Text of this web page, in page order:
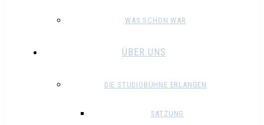
WAS SCHON WAR
ÜBER UNS
DIE STUDIOBÜHNE ERLANGEN
SATZUNG